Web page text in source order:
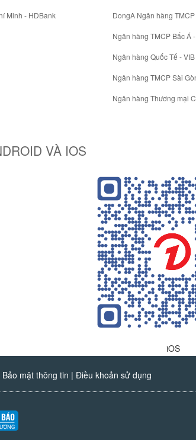
Minh - HDBank DongA Ngân hàng
Ngân hàng TMCP Bắc Á
Ngân hàng Quốc Tế - VIB
Ngân hàng TMCP Sài
Ngân hàng Thương mại
VÀ IOS
iOS
Bảo mật thông tin | Điều khoản sử dụng